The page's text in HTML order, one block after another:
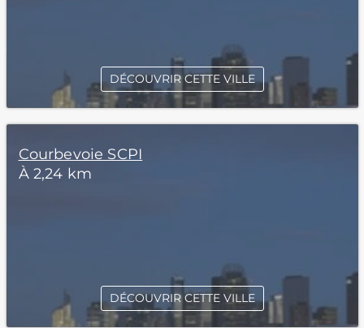
DÉCOUVRIR CETTE VILLE
Courbevoie SCPI
À 2,24 km
DÉCOUVRIR CETTE VILLE